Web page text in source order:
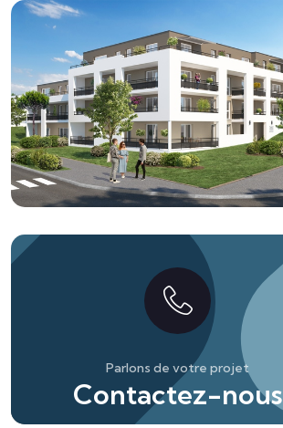
Parlons de votre projet
Contactez-nous